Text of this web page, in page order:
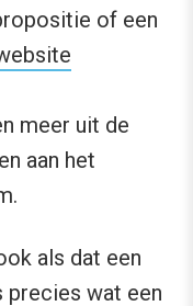
of een
meer uit de
aan het
als dat een
precies wat een